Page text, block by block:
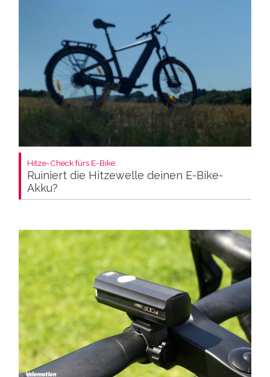
Hitze-Check fürs E-Bike:
Ruiniert die Hitzewelle deinen E-Bike-
Akku?